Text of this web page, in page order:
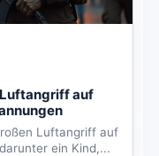
auf
Luftangriff auf
ein Kind,...